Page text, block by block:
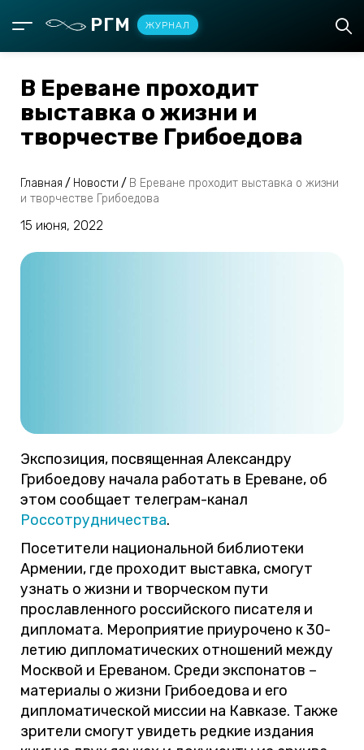
РГМ ЖУРНАЛ
В Ереване проходит
выставка о жизни и
творчестве Грибоедова
Главная / Новости / В Ереване проходит выставка о жизни
и творчестве Грибоедова
15 июня, 2022
Экспозиция, посвященная Александру
Грибоедову начала работать в Ереване, об
этом сообщает телеграм-канал
Россотрудничества.
Посетители национальной библиотеки
Армении, где проходит выставка, смогут
узнать о жизни и творческом пути
прославленного российского писателя и
дипломата. Мероприятие приурочено к 30-
летию дипломатических отношений между
Москвой и Ереваном. Среди экспонатов –
материалы о жизни Грибоедова и его
дипломатической миссии на Кавказе. Также
зрители смогут увидеть редкие издания